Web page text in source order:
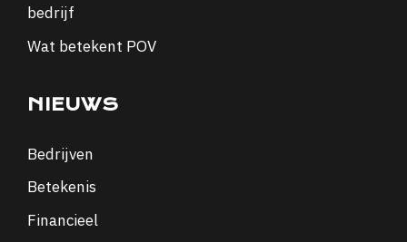
bedrijf
Wat betekent POV
NIEUWS
Bedrijven
Betekenis
Financieel